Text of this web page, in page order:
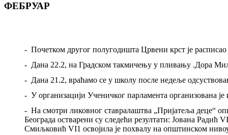
ФЕБРУАР
- Почетком другог полугодишта Црвени крст је
- Дана 22.2, на Градском такмичењу у пливању .Дора
- Дана 21.2, враћамо се у школу после недеље
- У организацији Ученичког парламента организована
- На смотри ликовног ставралаштва „Пријатеља деце“
Београда остварени су следећи резултати: Јована
Смиљковић VI1 освојила је похвалу на општинском